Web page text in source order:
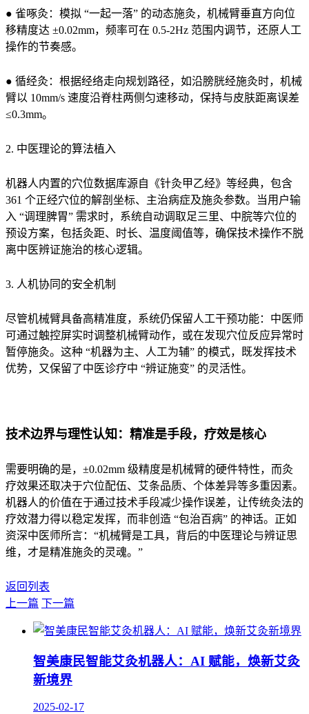
● 雀啄灸：模拟 “一起一落” 的动态施灸，机械臂垂直方向位
移精度达 ±0.02mm，频率可在 0.5-2Hz 范围内调节，还原人工
操作的节奏感。
● 循经灸：根据经络走向规划路径，如沿膀胱经施灸时，机械
臂以 10mm/s 速度沿脊柱两侧匀速移动，保持与皮肤距离误差
≤0.3mm。
2. 中医理论的算法植入
机器人内置的穴位数据库源自《针灸甲乙经》等经典，包含
361 个正经穴位的解剖坐标、主治病症及施灸参数。当用户输
入 “调理脾胃” 需求时，系统自动调取足三里、中脘等穴位的
预设方案，包括灸距、时长、温度阈值等，确保技术操作不脱
离中医辨证施治的核心逻辑。
3. 人机协同的安全机制
尽管机械臂具备高精准度，系统仍保留人工干预功能：中医师
可通过触控屏实时调整机械臂动作，或在发现穴位反应异常时
暂停施灸。这种 “机器为主、人工为辅” 的模式，既发挥技术
优势，又保留了中医诊疗中 “辨证施变” 的灵活性。
技术边界与理性认知：精准是手段，疗效是核心
需要明确的是，±0.02mm 级精度是机械臂的硬件特性，而灸
疗效果还取决于穴位配伍、艾条品质、个体差异等多重因素。
机器人的价值在于通过技术手段减少操作误差，让传统灸法的
疗效潜力得以稳定发挥，而非创造 “包治百病” 的神话。正如
资深中医师所言：“机械臂是工具，背后的中医理论与辨证思
维，才是精准施灸的灵魂。”
返回列表
上一篇 下一篇
智美康民智能艾灸机器人：AI 赋能，焕新艾灸
新境界
2025-02-17